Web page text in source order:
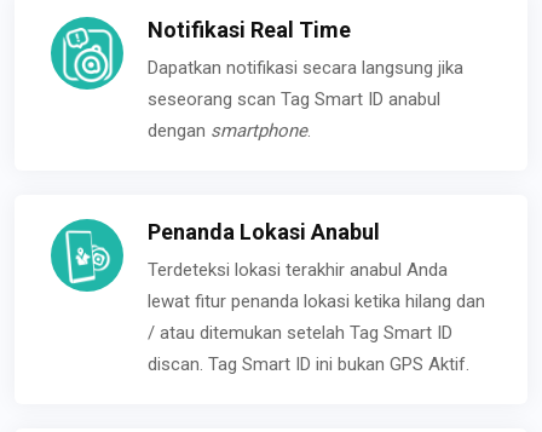
Notifikasi Real Time
Dapatkan notifikasi secara langsung jika
seseorang scan Tag Smart ID anabul
dengan smartphone.
Penanda Lokasi Anabul
Terdeteksi lokasi terakhir anabul Anda
lewat fitur penanda lokasi ketika hilang dan
/ atau ditemukan setelah Tag Smart ID
discan. Tag Smart ID ini bukan GPS Aktif.